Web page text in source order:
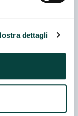
dettagli